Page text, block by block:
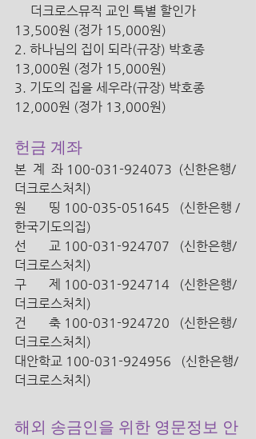
13,500원 (정가 15,000원)
2. 하나님의 집이 되라(규장) 박호종
13,000원 (정가 15,000원)
3. 기도의 집을 세우라(규장) 박호종
12,000원 (정가 13,000원)
헌금 계좌
본  계  좌 100-031-924073  (신한은행/
더크로스처치)
원       띵 100-035-051645   (신한은행 /
한국기도의집)
선       교 100-031-924707   (신한은행/
더크로스처치)
구       제 100-031-924714   (신한은행/
더크로스처치)
건       축 100-031-924720   (신한은행/
더크로스처치)
대안학교 100-031-924956   (신한은행/
더크로스처치)
해외 송금인을 위한 영문정보 안